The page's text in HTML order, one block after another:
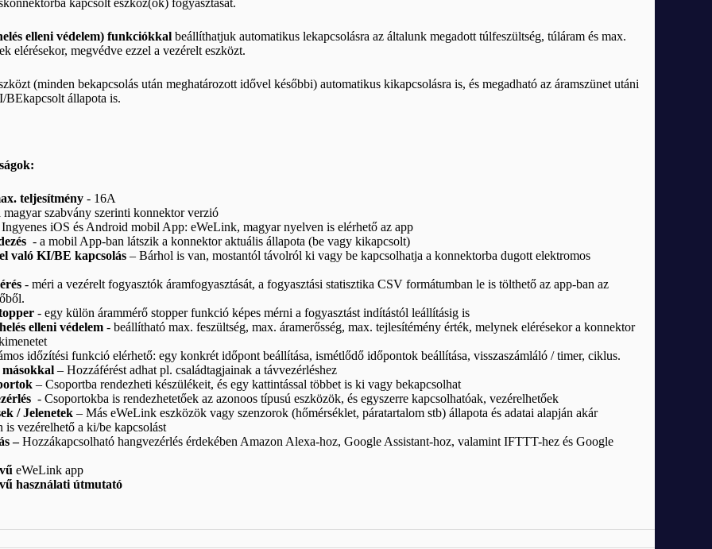
kapcsolt eszköz(ök) fogyasztását.
elleni védelem) funkciókkal beállíthatjuk automatikus lekapcsolásra az általunk megadott túlfeszültség, túláram és max.
elérésekor, megvédve ezzel a vezérelt eszközt.
(minden bekapcsolás után meghatározott idővel későbbi) automatikus kikapcsolásra is, és megadható az áramszünet utáni
BEkapcsolt állapota is.
teljesítmény - 16A
magyar szabvány szerinti konnektor verzió
iOS és Android mobil App: eWeLink, magyar nyelven is elérhető az app
- a mobil App-ban látszik a konnektor aktuális állapota (be vagy kikapcsolt)
való KI/BE kapcsolás – Bárhol is van, mostantól távolról ki vagy be kapcsolhatja a konnektorba dugott elektromos
- méri a vezérelt fogyasztók áramfogyasztását, a fogyasztási statisztika CSV formátumban le is tölthető az app-ban az
- egy külön árammérő stopper funkció képes mérni a fogyasztást indítástól leállításig is
elleni védelem - beállítható max. feszültség, max. áramerősség, max. tejlesítémény érték, melynek elérésekor a konnektor
időzítési funkció elérhető: egy konkrét időpont beállítása, ismétlődő időpontok beállítása, visszaszámláló / timer, ciklus.
– Hozzáférést adhat pl. családtagjainak a távvezérléshez
– Csoportba rendezheti készülékeit, és egy kattintással többet is ki vagy bekapcsolhat
- Csoportokba is rendezhetetőek az azonoos típusú eszközök, és egyszerre kapcsolhatóak, vezérelhetőek
/ Jelenetek – Más eWeLink eszközök vagy szenzorok (hőmérséklet, páratartalom stb) állapota és adatai alapján akár
is vezérelhető a ki/be kapcsolást
–Hozzákapcsolható hangvezérlés érdekében Amazon Alexa-hoz, Google Assistant-hoz, valamint IFTTT-hez és Google
eWeLink app
használati útmutató